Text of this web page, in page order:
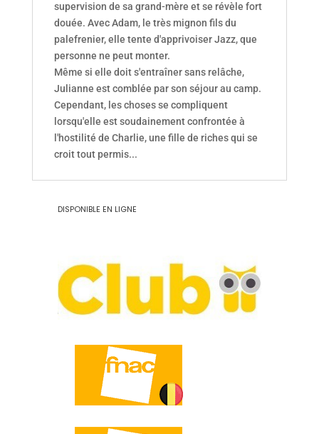
supervision de sa grand-mère et se révèle fort
douée. Avec Adam, le très mignon fils du
palefrenier, elle tente d'apprivoiser Jazz, que
personne ne peut monter.
Même si elle doit s'entraîner sans relâche,
Julianne est comblée par son séjour au camp.
Cependant, les choses se compliquent
lorsqu'elle est soudainement confrontée à
l'hostilité de Charlie, une fille de riches qui se
croit tout permis...
DISPONIBLE EN LIGNE